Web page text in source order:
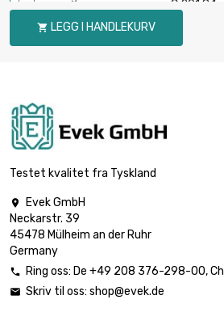
diameter : 1.2mm
€ 201.84
 LEGG I HANDLEKURV
Testet kvalitet fra Tyskland

Evek GmbH
Neckarstr. 39
45478 Mülheim an der Ruhr
Germany
 Ring oss: De +49 208 376-298-00, Ch
 Skriv til oss: shop@evek.de